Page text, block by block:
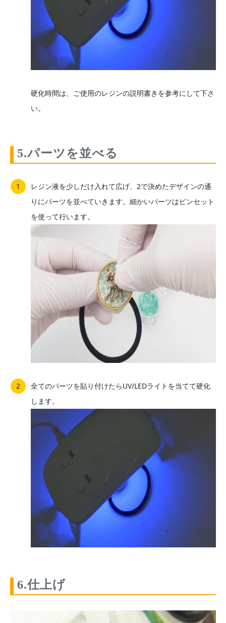
硬化時間は、ご使用のレジンの説明書きを参考にして下さ
い。
5.パーツを並べる
レジン液を少しだけ入れて広げ、2で決めたデザインの通
りにパーツを並べていきます。細かいパーツはピンセット
を使って行います。
全てのパーツを貼り付けたらUV/LEDライトを当てて硬化
します。
6.仕上げ